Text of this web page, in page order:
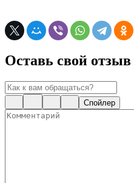
Оставь свой отзыв
Спойлер